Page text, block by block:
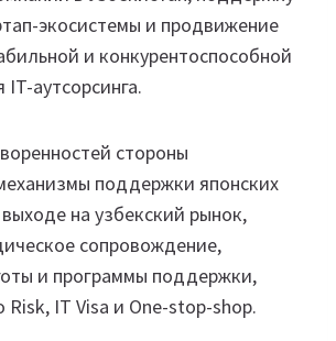
экосистемы и продвижение
и конкурентоспособной
аутсорсинга.
стороны
поддержки японских
на узбекский рынок,
сопровождение,
и программы поддержки,
Risk, IT Visa и One-stop-shop.